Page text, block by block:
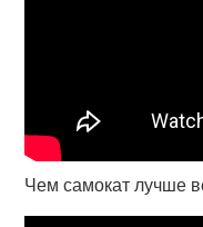
Чем самокат лучше